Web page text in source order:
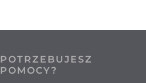
POTRZEBUJESZ
POMOCY?